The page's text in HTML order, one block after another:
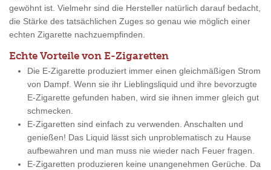
gewöhnt ist. Vielmehr sind die Hersteller natürlich darauf bedacht,
die Stärke des tatsächlichen Zuges so genau wie möglich einer
echten Zigarette nachzuempfinden.
Echte Vorteile von E-Zigaretten
Die E-Zigarette produziert immer einen gleichmäßigen Strom
von Dampf. Wenn sie ihr Lieblingsliquid und ihre bevorzugte
E-Zigarette gefunden haben, wird sie ihnen immer gleich gut
schmecken.
E-Zigaretten sind einfach zu verwenden. Anschalten und
genießen! Das Liquid lässt sich unproblematisch zu Hause
aufbewahren und man muss nie wieder nach Feuer fragen.
E-Zigaretten produzieren keine unangenehmen Gerüche. Da